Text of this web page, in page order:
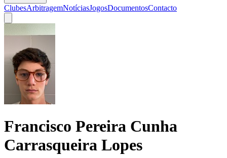
ClubesArbitragemNotíciasJogosDocumentosContacto
Francisco Pereira Cunha
Carrasqueira Lopes